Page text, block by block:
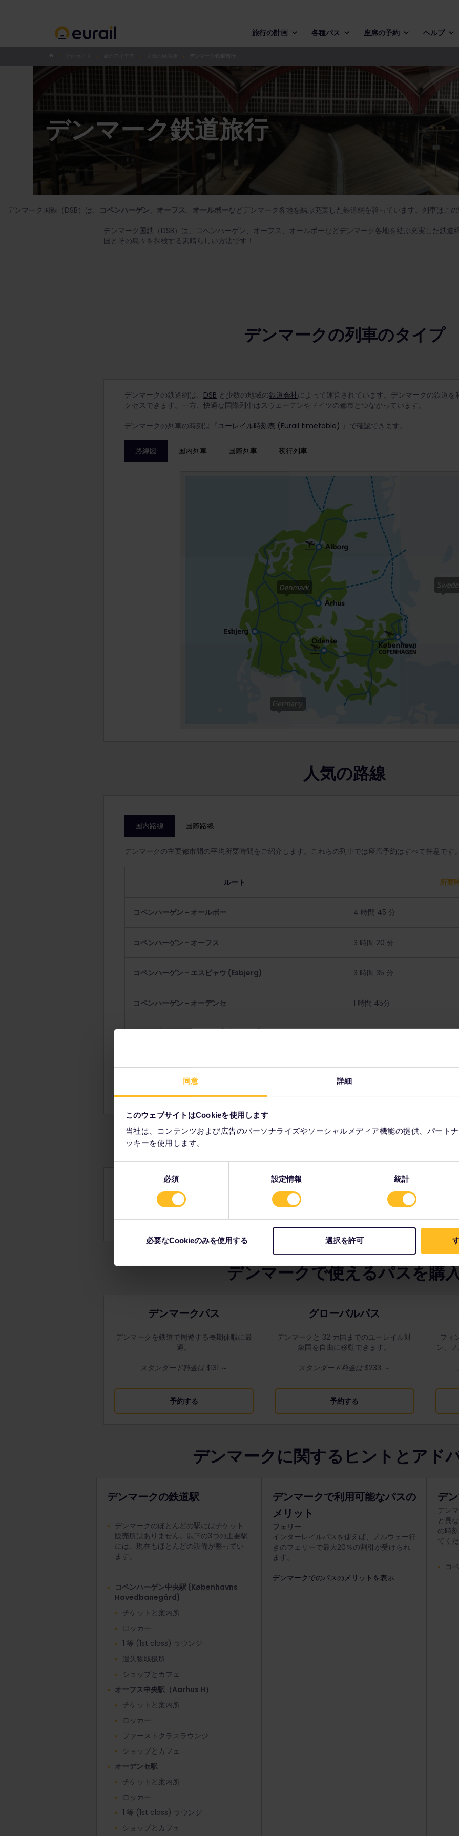
同意 詳細
このウェブサイトはCookieを使用します
当社は、コンテンツおよび広告のパーソナライズやソーシャルメディア機能の提供、パート
ッキーを使用します。
必須 設定情報 統計
必要なCookieのみを使用する 選択を許可
旅行の計画 各種パス 座席の予約 ヘルプ
デンマーク鉄道旅行
デンマーク国鉄（DSB）は、 コペンハーゲン、 オーフス、 オールボーなどデンマーク各地を結ぶ充実した鉄道網を誇っています。列車はこ
デンマーク国鉄（DSB）は、コペンハーゲン、オーフス、オールボーなどデンマーク各地を結ぶ充実した鉄
国とその島々を探検する素晴らしい方法です！
デンマークの列車のタイプ
デンマークの鉄道網は、 DSB と少数の地域の鉄道会社によって運営されています。デンマークの鉄道
クセスできます。一方、快適な国際列車はスウェーデンやドイツの都市とつながっています。
デンマークの列車の時刻は 『ユーレイル時刻表 (Eurail timetable) 』 で確認できます。
路線図 国内列車 国際列車 夜行列車
人気の路線
国内路線 国際路線
デンマークの主要都市間の平均所要時間をご紹介します。これらの列車では座席予約はすべて任意です
ルート 所要
コペンハーゲン - オールボー 4 時間 45 分
コペンハーゲン - オーフス 3 時間 20 分
コペンハーゲン - エスビャウ (Esbjerg) 3 時間 35 分
コペンハーゲン - オーデンセ 1 時間 45分
オールボー - ヒァツハルス (Hirtshals)（ノルウェーへのフェ
オールボー - フレデリクスハウン（ノルウェー・スウェーデン
デンマークの列車の予約：
座席の予約方法と場所については、 座席の予約方法を教えてください
をご覧ください。
予約料については、予約料のページをご覧ください。
デンマークで使えるパスを購
デンマークパス
デンマークを鉄道で周遊する長期休暇に最
適。
スタンダード料金は $131 ～
予約する
グローバルパス
デンマークと 32 カ国までのユーレイル対
象国を自由に移動できます。
スタンダード料金は $233 ～
予約する
フィ
ン、
デンマークに関するヒントとアド
デンマークの鉄道駅
デンマークのほとんどの駅にはチケット
販売所はありません。以下の3つの主要駅
には、現在もほとんどの設備が整ってい
ます。
コペンハーゲン中央駅 (Københavns
Hovedbanegård)
チケットと案内所
ロッカー
1 等 (1st class) ラウンジ
遺失物取扱所
ショップとカフェ
オーフス中央駅（Aarhus H）
チケットと案内所
ロッカー
ファーストクラスラウンジ
ショップとカフェ
オーデンセ駅
チケットと案内所
ロッカー
1 等 (1st class) ラウンジ
ショップとカフェ
デンマークで利用可能なパスの
メリット
フェリー
インターレイルパスを使えば、ノルウェー行
きのフェリーで最大20％の割引が受けられ
ます。
デンマークでのパスのメリットを表示
デ
デン
と異
の時
てく
コ